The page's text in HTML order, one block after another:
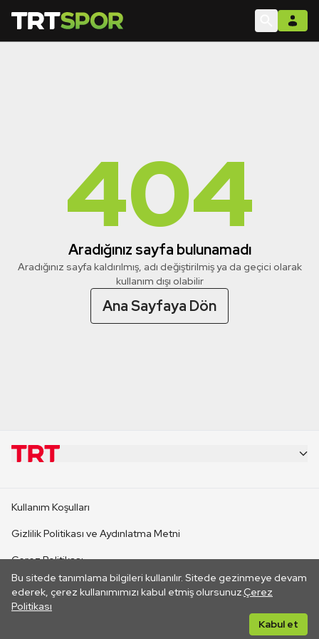
404
Aradığınız sayfa bulunamadı
Aradığınız sayfa kaldırılmış, adı değiştirilmiş ya da geçici olarak
kullanım dışı olabilir
Ana Sayfaya Dön
Bu sitede tanımlama bilgileri kullanılır. Sitede gezinmeye devam
ederek, çerez kullanımımızı kabul etmiş olursunuz.Çerez
Politikası
Kabul et
CANLI YAYINLAR
Kullanım Koşulları
Gizlilik Politikası ve Aydınlatma Metni
Çerez Politikası
İletişim
Her hakkı saklıdır. ©2026 TRT. Bağlantı yoluyla gidilen dış